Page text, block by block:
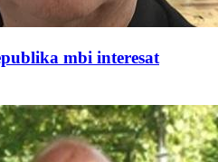
mbi interesat